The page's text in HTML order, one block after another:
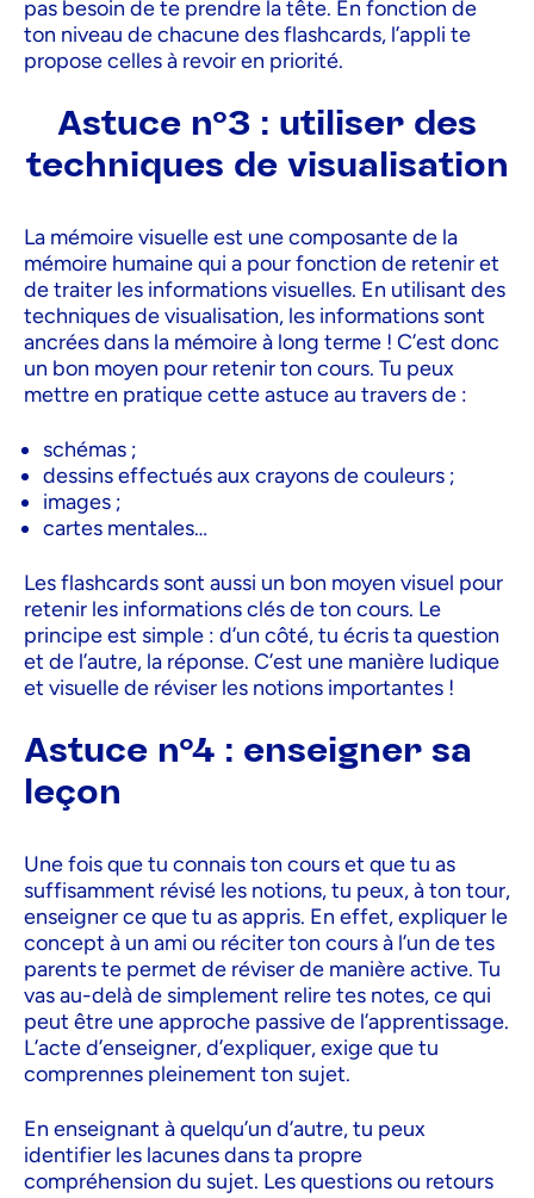
pas besoin de te prendre la tête. En fonction de
ton niveau de chacune des flashcards, l’appli te
propose celles à revoir en priorité.
Astuce n°3 : utiliser des
techniques de visualisation
La mémoire visuelle est une composante de la
mémoire humaine qui a pour fonction de retenir et
de traiter les informations visuelles. En utilisant des
techniques de visualisation, les informations sont
ancrées dans la mémoire à long terme ! C’est donc
un bon moyen pour retenir ton cours. Tu peux
mettre en pratique cette astuce au travers de :
schémas ;
dessins effectués aux crayons de couleurs ;
images ;
cartes mentales…
Les flashcards sont aussi un bon moyen visuel pour
retenir les informations clés de ton cours. Le
principe est simple : d’un côté, tu écris ta question
et de l’autre, la réponse. C’est une manière ludique
et visuelle de réviser les notions importantes !
Astuce n°4 : enseigner sa
leçon
Une fois que tu connais ton cours et que tu as
suffisamment révisé les notions, tu peux, à ton tour,
enseigner ce que tu as appris. En effet, expliquer le
concept à un ami ou réciter ton cours à l’un de tes
parents te permet de réviser de manière active. Tu
vas au-delà de simplement relire tes notes, ce qui
peut être une approche passive de l’apprentissage.
L’acte d’enseigner, d’expliquer, exige que tu
comprennes pleinement ton sujet.
En enseignant à quelqu’un d’autre, tu peux
identifier les lacunes dans ta propre
compréhension du sujet. Les questions ou retours